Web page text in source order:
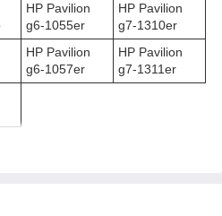
HP Pavilion
g6-1055er
HP Pavilion
g7-1310er
HP Pavilion
g6-1057er
HP Pavilion
g7-1311er